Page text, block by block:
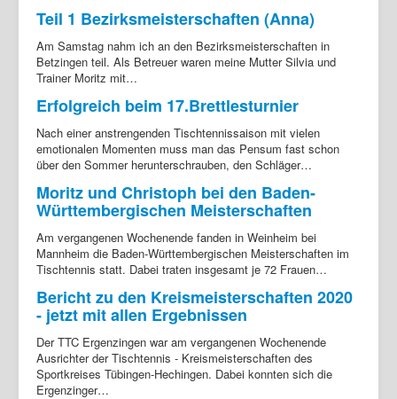
Teil 1 Bezirksmeisterschaften (Anna)
Am Samstag nahm ich an den Bezirksmeisterschaften in
Betzingen teil. Als Betreuer waren meine Mutter Silvia und
Trainer Moritz mit…
Erfolgreich beim 17.Brettlesturnier
Nach einer anstrengenden Tischtennissaison mit vielen
emotionalen Momenten muss man das Pensum fast schon
über den Sommer herunterschrauben, den Schläger…
Moritz und Christoph bei den Baden-
Württembergischen Meisterschaften
Am vergangenen Wochenende fanden in Weinheim bei
Mannheim die Baden-Württembergischen Meisterschaften im
Tischtennis statt. Dabei traten insgesamt je 72 Frauen…
Bericht zu den Kreismeisterschaften 2020
- jetzt mit allen Ergebnissen
Der TTC Ergenzingen war am vergangenen Wochenende
Ausrichter der Tischtennis - Kreismeisterschaften des
Sportkreises Tübingen-Hechingen. Dabei konnten sich die
Ergenzinger…